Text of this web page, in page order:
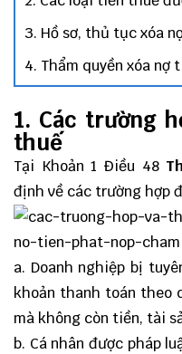
3. Hồ sơ, thủ tục xóa
4. Thẩm quyền xóa nợ
1. Các trường
thuế
Tại Khoản 1 Điều 48
định về các trường hợp
a. Doanh nghiệp bị
khoản thanh toán theo
mà không còn tiền, tài
b. Cá nhân được pháp